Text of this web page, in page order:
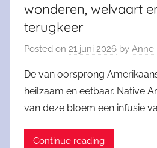
wonderen, welvaart
terugkeer
Posted on 21 juni 2026 by Anne
De van oorsprong
heilzaam en eetbaar. Native
van deze bloem een infusie
Continue reading